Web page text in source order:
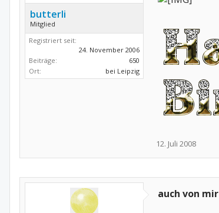
butterli
Mitglied
Registriert seit:
24. November 2006
Beiträge:
650
Ort:
bei Leipzig
12. Juli 2008
auch von mir